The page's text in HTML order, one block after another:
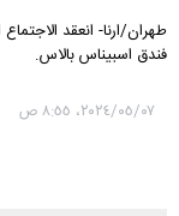
فندق اسبيناس بالاس.
٠٧‏/٠٥‏/٢٠٢٤، ٨:٥٥ ص